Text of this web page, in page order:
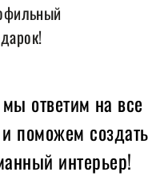
ответим на все
поможем создать
интерьер!